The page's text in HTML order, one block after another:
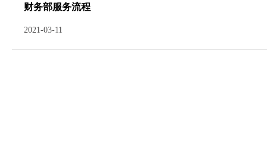
财务部服务流程
2021-03-11